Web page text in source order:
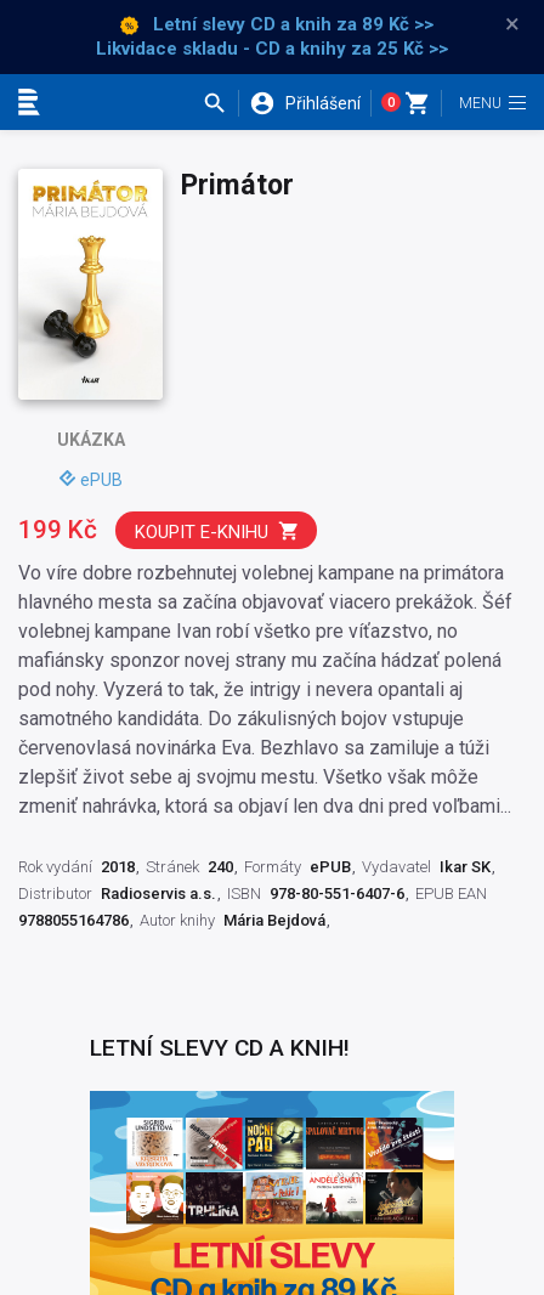
Letní slevy CD a knih za 89 Kč >>
Likvidace skladu - CD a knihy za 25 Kč >>
×
Přihlášení 0
UKÁZKA
ePUB
Primátor
Vo víre dobre rozbehnutej volebnej kampane na primátora
hlavného mesta sa začína objavovať viacero prekážok. Šéf
volebnej kampane Ivan robí všetko pre víťazstvo, no
mafiánsky sponzor novej strany mu začína hádzať polená
pod nohy. Vyzerá to tak, že intrigy i nevera opantali aj
samotného kandidáta. Do zákulisných bojov vstupuje
červenovlasá novinárka Eva. Bezhlavo sa zamiluje a túži
zlepšiť život sebe aj svojmu mestu. Všetko však môže
zmeniť nahrávka, ktorá sa objaví len dva dni pred voľbami...
199 Kč KOUPIT E-KNIHU
Rok vydání 2018 Stránek 240 Formáty ePUB Vydavatel
Ikar SK
Distributor Radioservis a.s. ISBN 978-80-551-6407-6
EPUB EAN
9788055164786 Autor knihy Mária Bejdová
LETNÍ SLEVY CD A KNIH!